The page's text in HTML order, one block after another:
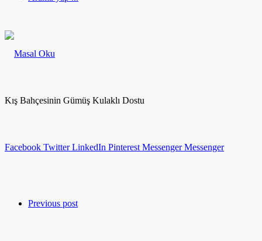
Kış Bahçesinin Gümüş Kulaklı Dostu
Facebook Twitter LinkedIn Pinterest Messenger Messenger
Previous post